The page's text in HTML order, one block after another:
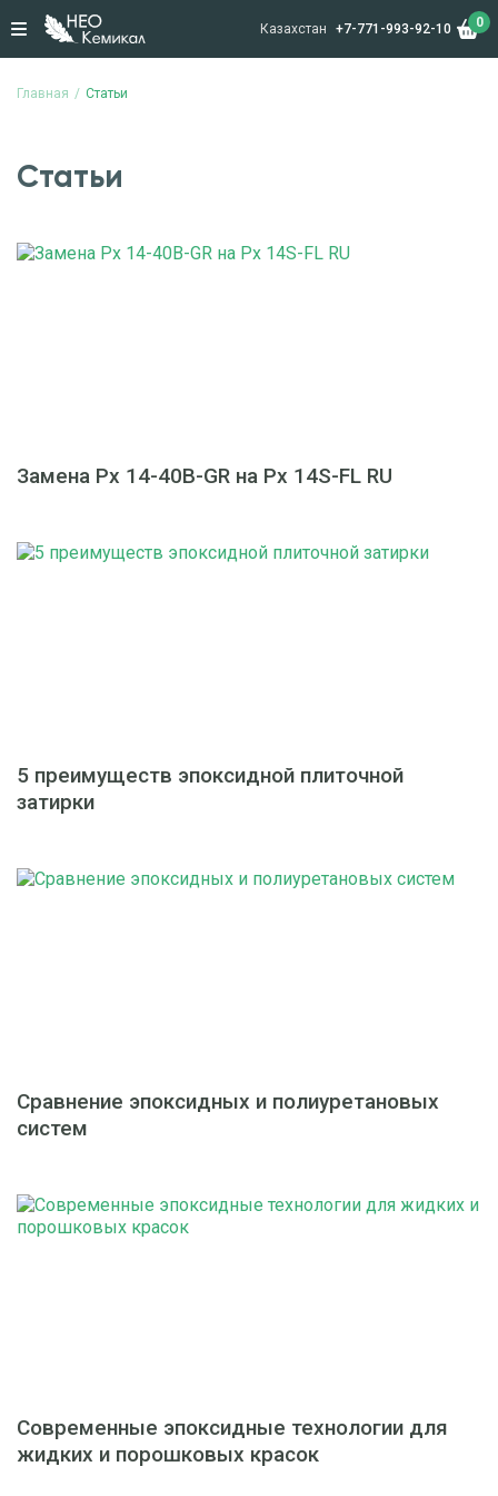
Казахстан +7-771-993-92-10 0
Главная Статьи
Статьи
Замена Px 14-40B-GR на Px 14S-FL RU
5 преимуществ эпоксидной плиточной
затирки
Сравнение эпоксидных и полиуретановых
систем
Современные эпоксидные технологии для
жидких и порошковых красок